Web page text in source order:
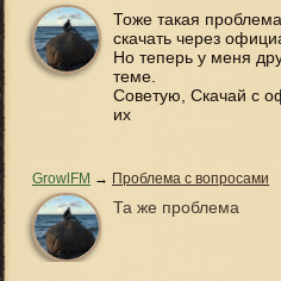
Тоже такая
скачать через
Но теперь у меня
теме.
Советую, Скачай с
их
GrowlFM → Проблема с вопросами
Та же проблема